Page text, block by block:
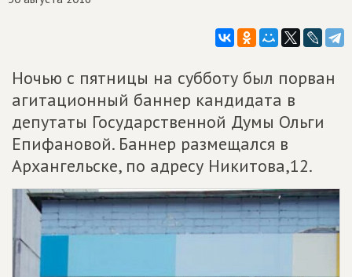
Ночью с пятницы на субботу был порван
агитационный баннер кандидата в
депутаты Государственной Думы Ольги
Епифановой. Баннер размещался в
Архангельске, по адресу Никитова,12.